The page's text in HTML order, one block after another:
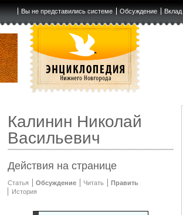
Вы не представились системе Обсуждение Вклад
Калинин Николай
Васильевич
Действия на странице
Статья Обсуждение Читать
Править
История